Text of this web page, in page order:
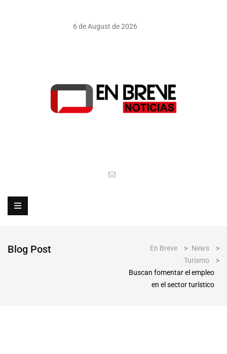
6 de August de 2026
Blog Post En Breve > News
>
Turismo
>
Buscan fomentar el empleo
en el sector turístico